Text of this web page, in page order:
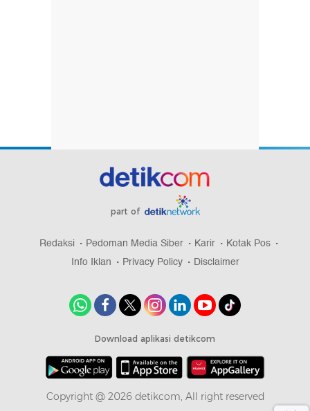
part of
Redaksi Pedoman Media Siber Karir
Kotak Pos
Info Iklan
Privacy Policy Disclaimer
Download aplikasi detikcom
Copyright @ 2026 detikcom, All right reserved